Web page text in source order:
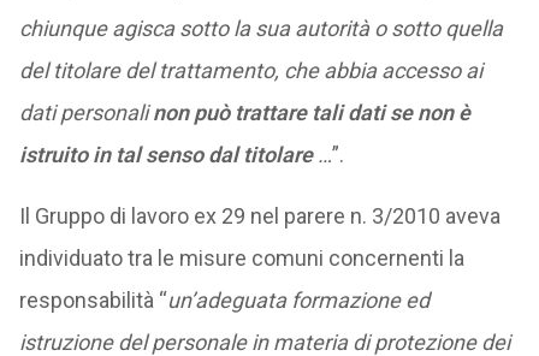
chiunque agisca sotto la sua autorità o sotto quella
del titolare del trattamento, che abbia accesso ai
dati personalinon può trattare tali dati se non è
istruito in tal senso dal titolare …”.
Il Gruppo di lavoro ex 29 nel parere n. 3/2010 aveva
individuato tra le misure comuni concernenti la
responsabilità “un’adeguata formazione ed
istruzione del personale in materia di protezione dei